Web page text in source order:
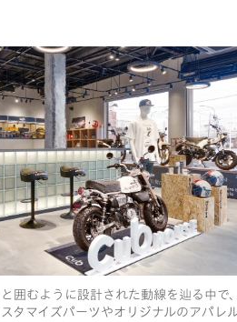
囲むように設計された動線を辿る中で
タマイズパーツやオリジナルのアパレ